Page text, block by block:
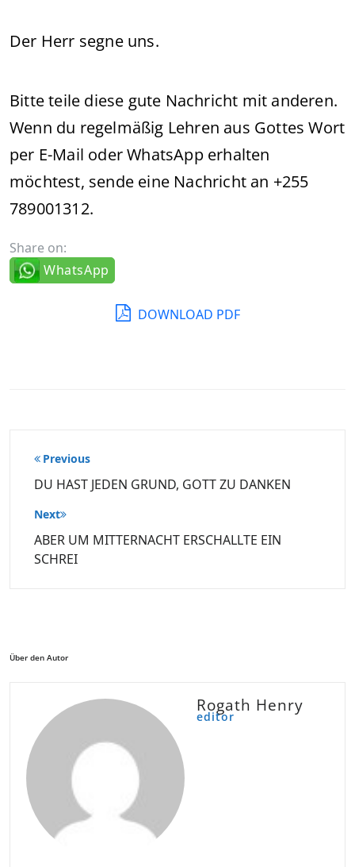
Der Herr segne uns.
Bitte teile diese gute Nachricht mit anderen.
Wenn du regelmäßig Lehren aus Gottes Wort
per E-Mail oder WhatsApp erhalten
möchtest, sende eine Nachricht an +255
789001312.
Share on:
WhatsApp
DOWNLOAD PDF
Beitragsnavigation
Previous
DU HAST JEDEN GRUND, GOTT ZU DANKEN
Next
ABER UM MITTERNACHT ERSCHALLTE EIN
SCHREI
Über den Autor
Rogath Henry
editor